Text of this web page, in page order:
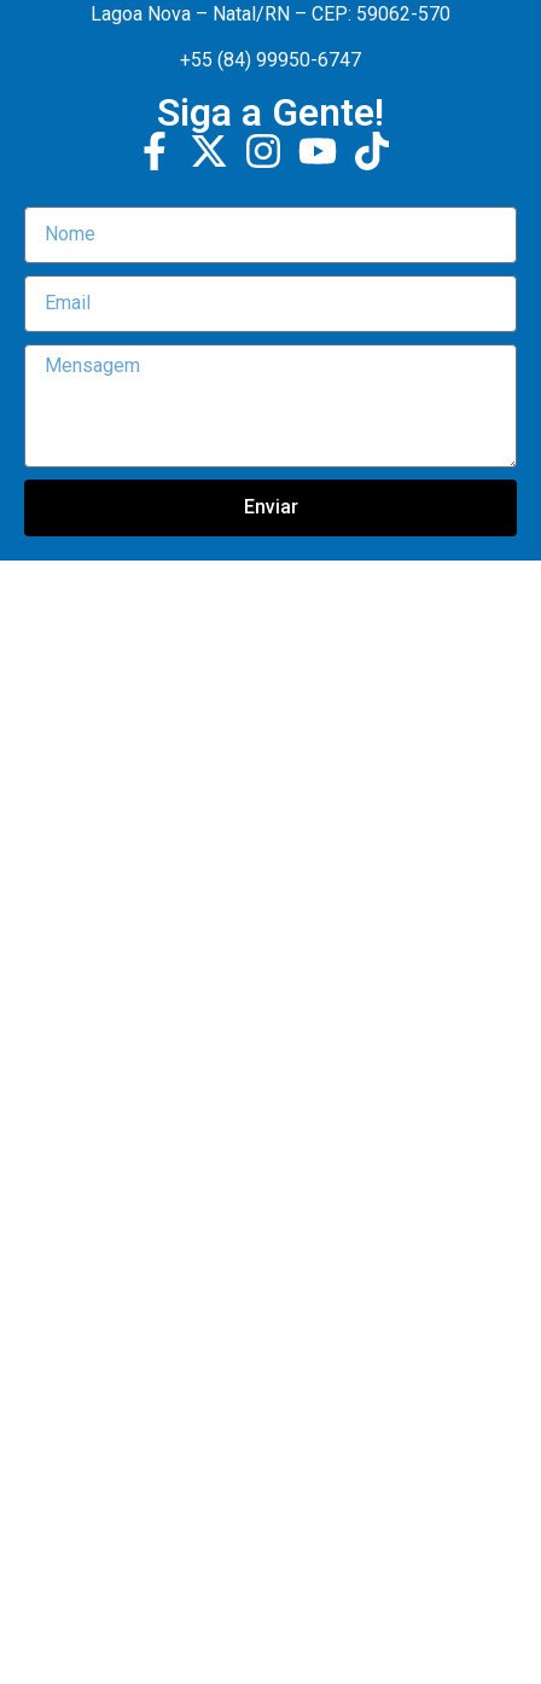
Lagoa Nova – Natal/RN – CEP: 59062-570
+55 (84) 99950-6747
Siga a Gente!
Enviar